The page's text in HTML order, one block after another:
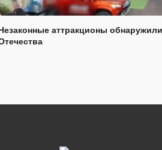
аттракционы